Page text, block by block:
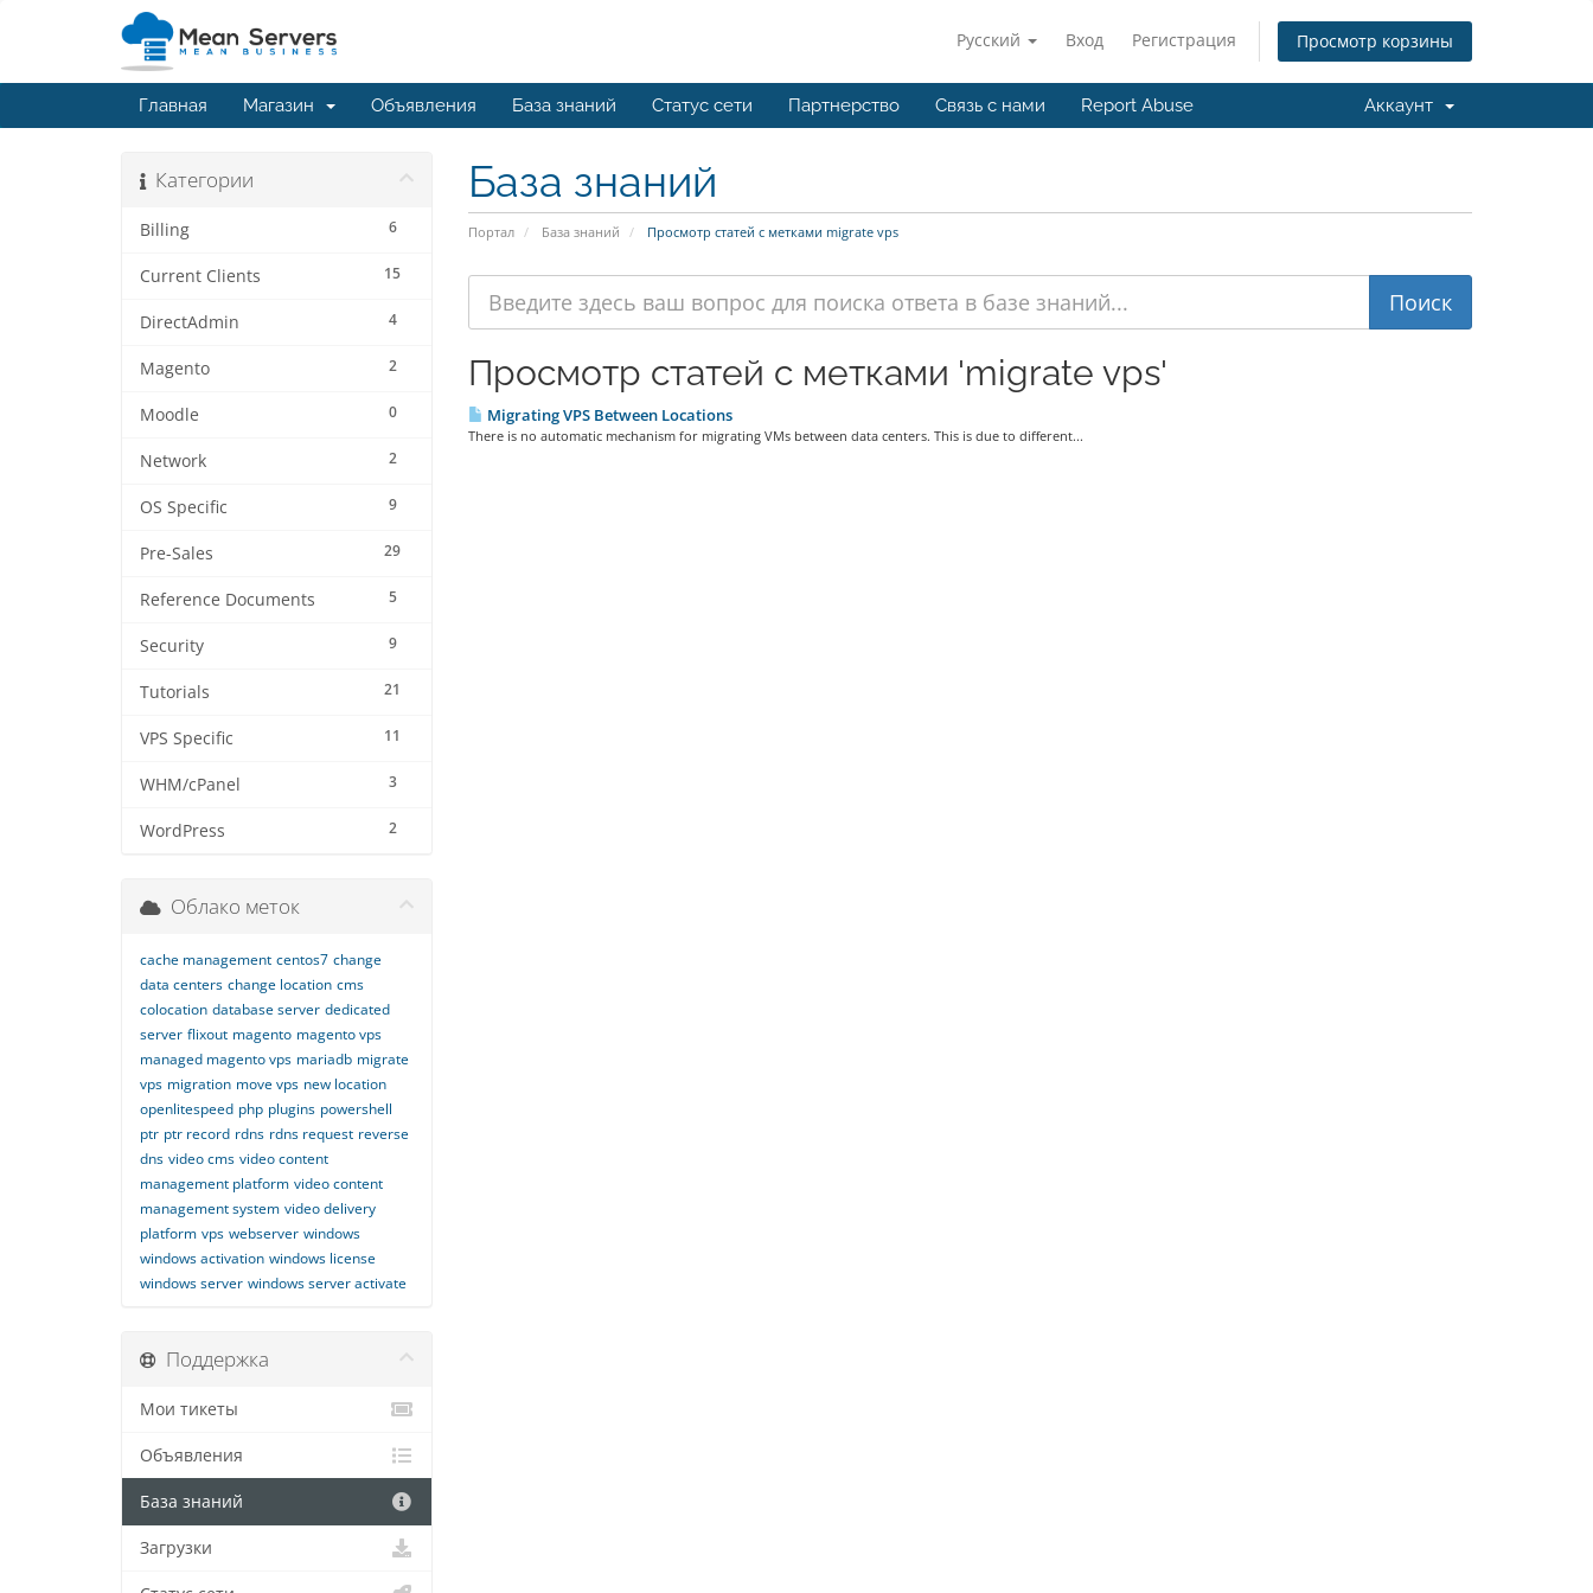
Русский Вход Регистрация Просмотр корзины
Главная Магазин Объявления База знаний Статус сети Партнерство Связь с нами Report Abuse Аккаунт
База знаний
Портал База знаний Просмотр статей с метками migrate vps
Категории
6
Billing
15
Current Clients
4
DirectAdmin
2
Magento
0
Moodle
2
Network
9
OS Specific
29
Pre-Sales
5
Reference Documents
9
Security
21
Tutorials
11
VPS Specific
3
WHM/cPanel
2
WordPress
Просмотр статей с метками 'migrate vps'
Migrating VPS Between Locations
There is no automatic mechanism for migrating VMs between data centers. This is due to different...
Облако меток
cache management centos7 change
data centers change location cms
colocation database server dedicated
server flixout magento magento vps
managed magento vps mariadb migrate
vps migration move vps new location
openlitespeed php plugins powershell
ptr ptr record rdns rdns request reverse
dns video cms video content
management platform video content
management system video delivery
platform vps webserver windows
windows activation windows license
windows server windows server activate
Поддержка
Мои тикеты
Объявления
База знаний
Загрузки